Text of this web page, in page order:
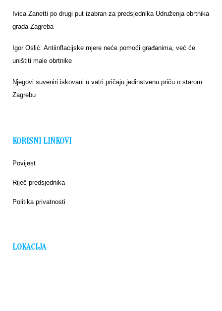
Ivica Zanetti po drugi put izabran za predsjednika Udruženja obrtnika
grada Zagreba
Igor Oslić: Antiinflacijske mjere neće pomoći građanima, već će
uništiti male obrtnike
Njegovi suveniri iskovani u vatri pričaju jedinstvenu priču o starom
Zagrebu
KORISNI LINKOVI
Povijest
Riječ predsjednika
Politika privatnosti
LOKACIJA